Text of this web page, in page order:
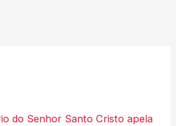
do Senhor Santo Cristo apela